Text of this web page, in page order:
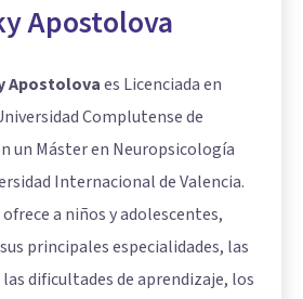
Apostolova
Apostolovaes Licenciada en
Complutense de
un Máster en Neuropsicología
Internacional de Valencia.
a niños y adolescentes,
principales especialidades, las
dificultades de aprendizaje, los